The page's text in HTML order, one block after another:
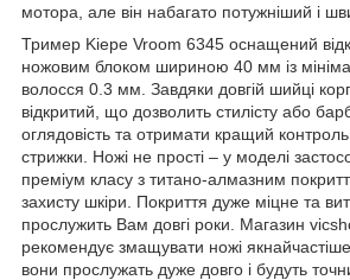
мотора, але він набагато потужніший і
Тример Kiepe Vroom 6345 оснащений
ножовим блоком шириною 40 мм із
волосся 0.3 мм. Завдяки довгій шийці
відкритий, що дозволить стилісту або
оглядовість та отримати кращий
стрижки. Ножі не прості – у моделі
преміум класу з титано-алмазним
захисту шкіри. Покриття дуже міцне та
прослужить Вам довгі роки. Магазин
рекомендує змащувати ножі
вони прослужать дуже довго і будуть